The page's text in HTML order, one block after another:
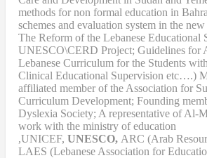
methods for non formal education in
schemes and evaluation system in the
The Reform of the Lebanese Educational
UNESCO\CERD Project; Guidelines for
Lebanese Curriculum for the Students
Clinical Educational Supervision etc….)
affiliated member of the Association for
Curriculum Development; Founding
Dyslexia Society; A representative of Al-
work with the ministry of education
,UNICEF, UNESCO, ARC (Arab
LAES (Lebanese Association for